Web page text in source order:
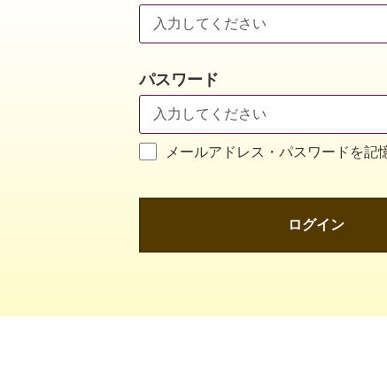
パスワード
メールアドレス・パスワードを記
ログイン